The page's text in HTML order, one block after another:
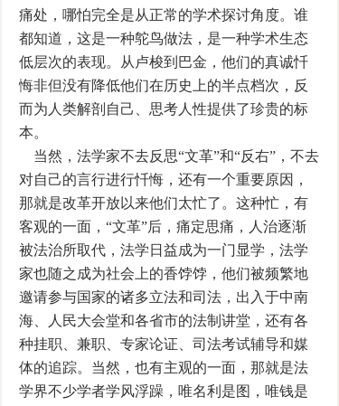
痛处，哪怕完全是从正常的学术探讨角度。谁
都知道，这是一种鸵鸟做法，是一种学术生态
低层次的表现。从卢梭到巴金，他们的真诚忏
悔非但没有降低他们在历史上的半点档次，反
而为人类解剖自己、思考人性提供了珍贵的标
本。
当然，法学家不去反思“文革”和“反右”，不去
对自己的言行进行忏悔，还有一个重要原因，
那就是改革开放以来他们太忙了。这种忙，有
客观的一面，“文革”后，痛定思痛，人治逐渐
被法治所取代，法学日益成为一门显学，法学
家也随之成为社会上的香饽饽，他们被频繁地
邀请参与国家的诸多立法和司法，出入于中南
海、人民大会堂和各省市的法制讲堂，还有各
种挂职、兼职、专家论证、司法考试辅导和媒
体的追踪。当然，也有主观的一面，那就是法
学界不少学者学风浮躁，唯名利是图，唯钱是